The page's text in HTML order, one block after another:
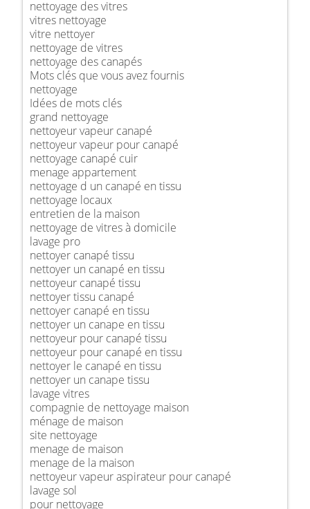
nettoyage des vitres
vitres nettoyage
vitre nettoyer
nettoyage de vitres
nettoyage des canapés
Mots clés que vous avez fournis
nettoyage
Idées de mots clés
grand nettoyage
nettoyeur vapeur canapé
nettoyeur vapeur pour canapé
nettoyage canapé cuir
menage appartement
nettoyage d un canapé en tissu
nettoyage locaux
entretien de la maison
nettoyage de vitres à domicile
lavage pro
nettoyer canapé tissu
nettoyer un canapé en tissu
nettoyeur canapé tissu
nettoyer tissu canapé
nettoyer canapé en tissu
nettoyer un canape en tissu
nettoyeur pour canapé tissu
nettoyeur pour canapé en tissu
nettoyer le canapé en tissu
nettoyer un canape tissu
lavage vitres
compagnie de nettoyage maison
ménage de maison
site nettoyage
menage de maison
menage de la maison
nettoyeur vapeur aspirateur pour canapé
lavage sol
pour nettoyage